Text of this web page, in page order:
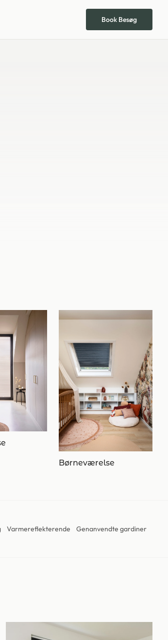
Book Besøg
Børneværelse
Varmereflekterende Genanvendte gardiner